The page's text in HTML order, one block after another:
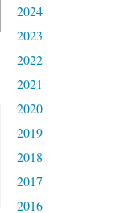
2024
2023
2022
2021
2020
2019
2018
2017
2016